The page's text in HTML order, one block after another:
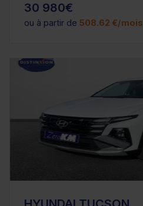
30 980€
ou à partir de 508.62 €/mois